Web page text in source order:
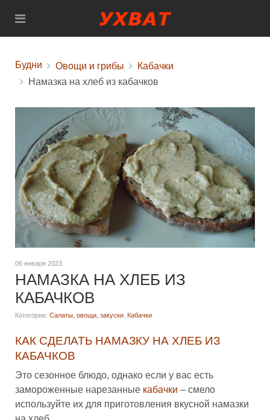
Будни Овощи и грибы
Кабачки
Намазка на хлеб из кабачков
06 января 2023
НАМАЗКА НА ХЛЕБ ИЗ
КАБАЧКОВ
Категории: Салаты, овощи, закуски Кабачки
КАК СДЕЛАТЬ НАМАЗКУ НА ХЛЕБ ИЗ
КАБАЧКОВ
Это сезонное блюдо, однако если у вас есть
замороженные нарезанные кабачки – смело
используйте их для приготовления вкусной намазки